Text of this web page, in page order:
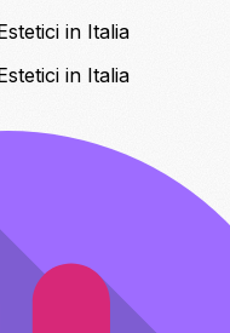
in Italia
in Italia